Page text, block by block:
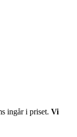
ingår i priset. Vi